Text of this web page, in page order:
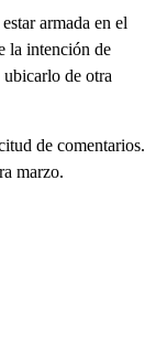
armada en el
la intención de
de otra
de comentarios.
marzo.